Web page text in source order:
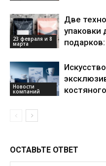
23 февраля и 8
марта
Две
упаковки
Новости
компаний
ОСТАВЬТЕ ОТВЕТ